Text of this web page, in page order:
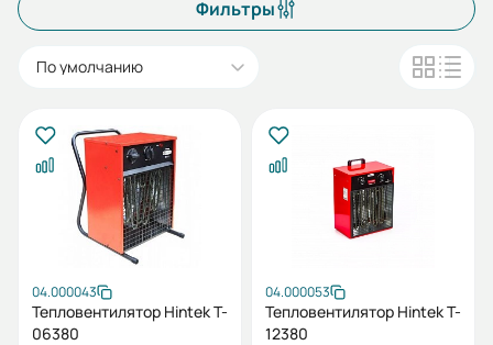
Фильтры
По умолчанию
04.000043
Тепловентилятор Hintek T-
06380
04.000053
Тепловентилятор Hintek T-
12380